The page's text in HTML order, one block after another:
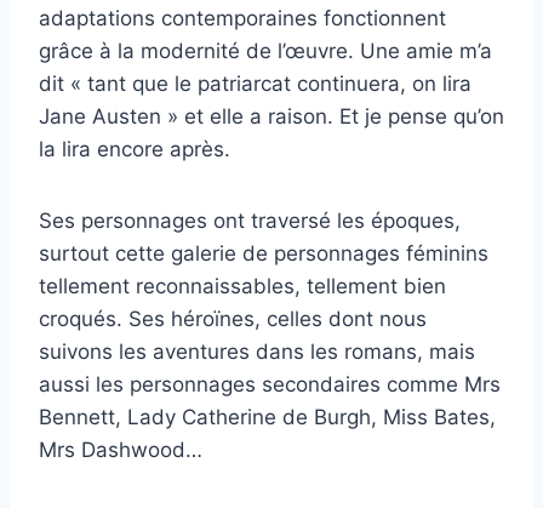
adaptations contemporaines fonctionnent
grâce à la modernité de l’œuvre. Une amie m’a
dit « tant que le patriarcat continuera, on lira
Jane Austen » et elle a raison. Et je pense qu’on
la lira encore après.
Ses personnages ont traversé les époques,
surtout cette galerie de personnages féminins
tellement reconnaissables, tellement bien
croqués. Ses héroïnes, celles dont nous
suivons les aventures dans les romans, mais
aussi les personnages secondaires comme Mrs
Bennett, Lady Catherine de Burgh, Miss Bates,
Mrs Dashwood…